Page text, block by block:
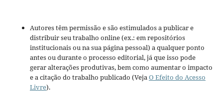
Autores têm permissão e são estimulados a publicar e
distribuir seu trabalho online (ex.: em repositórios
institucionais ou na sua página pessoal) a qualquer ponto
antes ou durante o processo editorial, já que isso pode
gerar alterações produtivas, bem como aumentar o impacto
e a citação do trabalho publicado (Veja O Efeito do Acesso
Livre).